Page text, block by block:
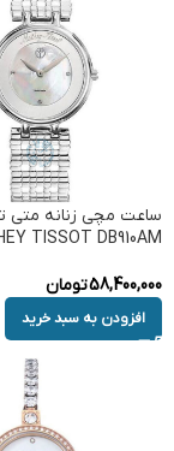
ساعت مچی زنانه متی
TISSOT DB910AM
58,400,000تومان
افزودن به سبد خرید